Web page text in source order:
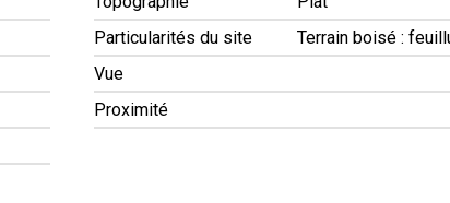
Particularités du site
Terrain boisé :
Vue
Proximité